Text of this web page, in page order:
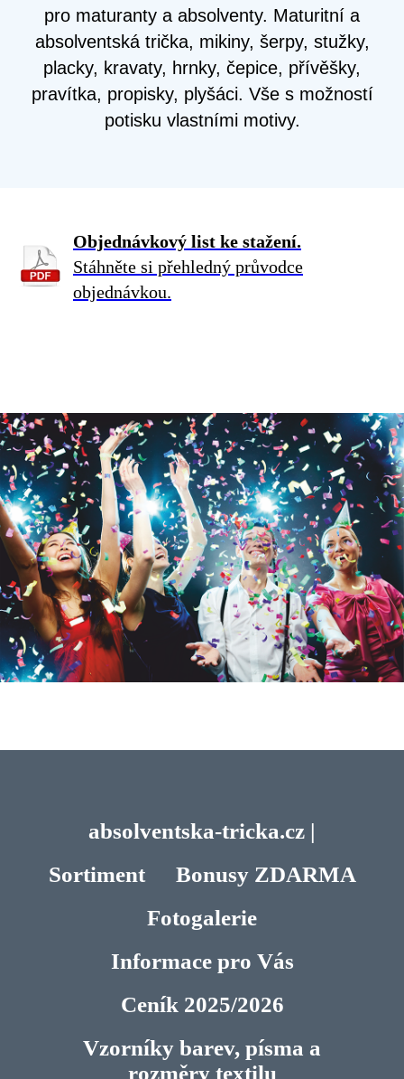
pro maturanty a absolventy. Maturitní a
absolventská trička, mikiny, šerpy, stužky,
placky, kravaty, hrnky, čepice, přívěšky,
pravítka, propisky, plyšáci. Vše s možností
potisku vlastními motivy.
Objednávkový list ke stažení.
Stáhněte si přehledný průvodce
objednávkou.
absolventska-tricka.cz |
Sortiment
Bonusy ZDARMA
Fotogalerie
Informace pro Vás
Ceník 2025/2026
Vzorníky barev, písma a
rozměry textilu